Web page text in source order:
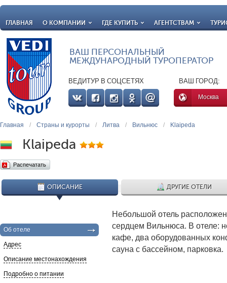
ГЛАВНАЯ О КОМПАНИИ ГДЕ КУПИТЬ АГЕНТСТВАМ
ВАШ ПЕРСОНАЛЬНЫЙ
МЕЖДУНАРОДНЫЙ ТУРОПЕРАТОР
ВЕДИТУР В СОЦСЕТЯХ ВАШ ГОРОД:
Москва
Главная / Страны и курорты / Литва / Вильнюс / Klaipeda
Klaipeda
Распечатать
ОПИСАНИЕ ДРУГИЕ ОТЕЛИ
Об отеле
Адрес
Описание местонахождения
Подробно о питании
Небольшой отель
сердцем Вильнюса. В отеле:
кафе, два оборудованных
сауна с бассейном, парковка.